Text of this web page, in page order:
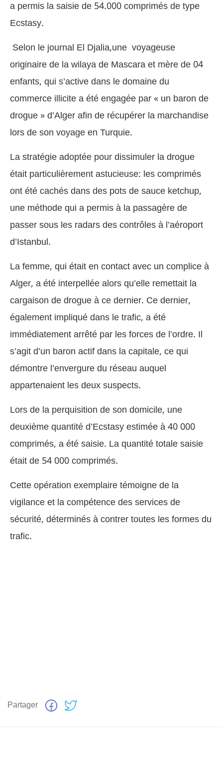
a permis la saisie de 54.000 comprimés de type
Ecstasy.
Selon le journal El Djalia,une voyageuse
originaire de la wilaya de Mascara et mère de 04
enfants, qui s’active dans le domaine du
commerce illicite a été engagée par « un baron de
drogue » d’Alger afin de récupérer la marchandise
lors de son voyage en Turquie.
La stratégie adoptée pour dissimuler la drogue
était particulièrement astucieuse: les comprimés
ont été cachés dans des pots de sauce ketchup,
une méthode qui a permis à la passagère de
passer sous les radars des contrôles à l’aéroport
d’Istanbul.
La femme, qui était en contact avec un complice à
Alger, a été interpellée alors qu’elle remettait la
cargaison de drogue à ce dernier. Ce dernier,
également impliqué dans le trafic, a été
immédiatement arrêté par les forces de l’ordre. Il
s’agit d’un baron actif dans la capitale, ce qui
démontre l’envergure du réseau auquel
appartenaient les deux suspects.
Lors de la perquisition de son domicile, une
deuxième quantité d’Ecstasy estimée à 40 000
comprimés, a été saisie. La quantité totale saisie
était de 54 000 comprimés.
Cette opération exemplaire témoigne de la
vigilance et la compétence des services de
sécurité, déterminés à contrer toutes les formes du
trafic.
Partager